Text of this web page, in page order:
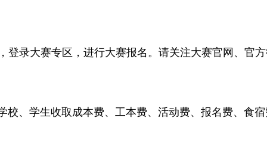
录大赛专区，进行大赛报名。请关注大赛官网、官
学生收取成本费、工本费、活动费、报名费、食宿